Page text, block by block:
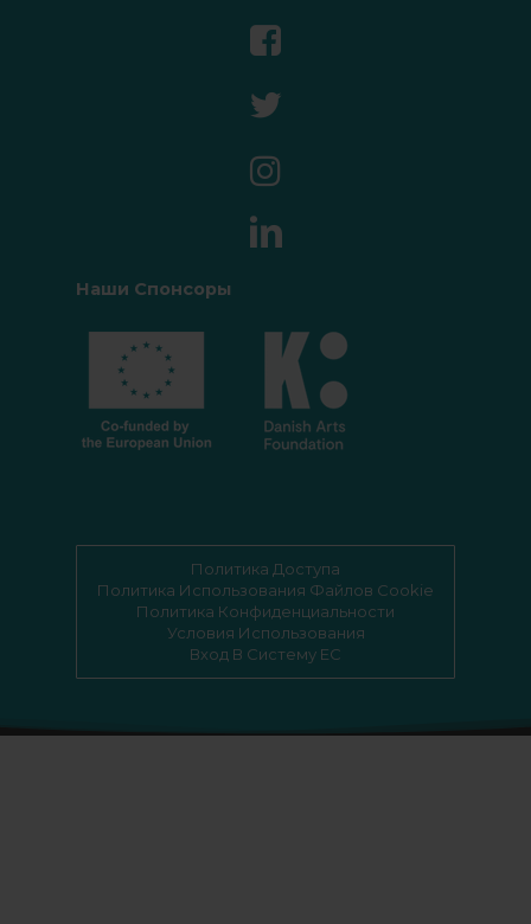
Наши Спонсоры
Политика Доступа
Политика Использования Файлов Cookie
Политика Конфиденциальности
Условия Использования
Вход В Систему EC